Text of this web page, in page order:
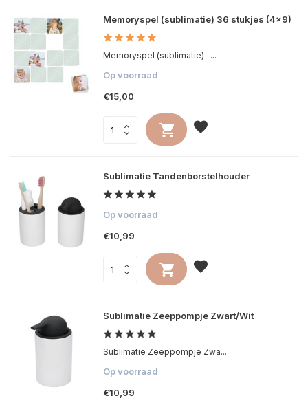
Memoryspel (sublimatie) 36 stukjes (4x9)
Memoryspel (sublimatie) -...
Op voorraad
€15,00
Sublimatie Tandenborstelhouder
Op voorraad
€10,99
Sublimatie Zeeppompje Zwart/Wit
Sublimatie Zeeppompje Zwa...
Op voorraad
€10,99